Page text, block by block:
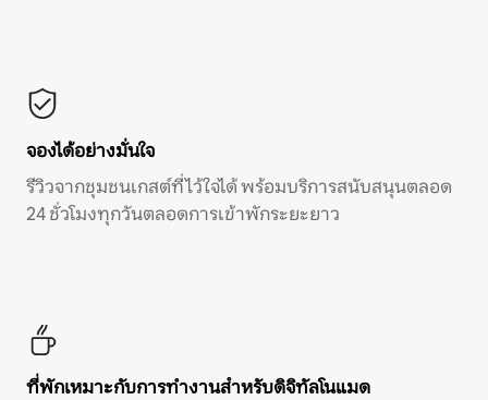
จองได้อย่างมั่นใจ
รีวิวจากชุมชนเกสต์ที่ไว้ใจได้ พร้อมบริการสนับสนุนตลอด
24 ชั่วโมงทุกวันตลอดการเข้าพักระยะยาว
ที่พักเหมาะกับการทำงานสำหรับดิจิทัลโนแมด